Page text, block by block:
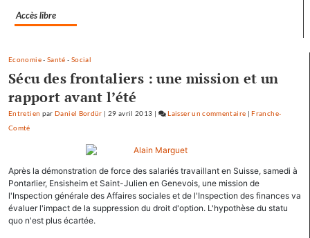
Accès libre
Economie- Santé - Social
Sécu des frontaliers : une mission et un
rapport avant l’été
Entretien parDaniel Bordür | 29 avril 2013 | Laisser un commentaire on
ressource
à
Mamirolle
|Franche-
Comté
Après la démonstration de force des salariés travaillant en Suisse, samedi à
Pontarlier, Ensisheim et Saint-Julien en Genevois, une mission de
l'Inspection générale des Affaires sociales et de l'Inspection des finances va
évaluer l'impact de la suppression du droit d'option. L'hypothèse du statu
quo n'est plus écartée.